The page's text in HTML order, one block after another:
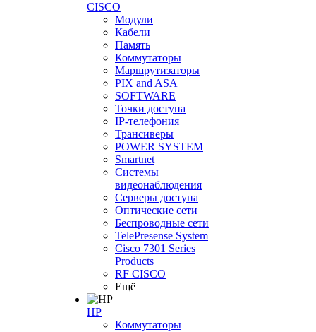
CISCO
Модули
Кабели
Память
Коммутаторы
Маршрутизаторы
PIX and ASA
SOFTWARE
Точки доступа
IP-телефония
Трансиверы
POWER SYSTEM
Smartnet
Системы
видеонаблюдения
Серверы доступа
Оптические сети
Беспроводные сети
TelePresense System
Cisco 7301 Series
Products
RF CISCO
Ещё
HP
Коммутаторы